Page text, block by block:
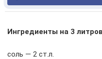
Ингредиенты на 3
соль — 2 ст.л.